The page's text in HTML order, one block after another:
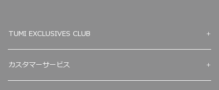
TUMI EXCLUSIVES CLUB
カスタマーサービス